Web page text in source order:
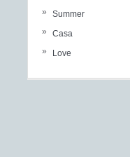
»
Summer
»
Casa
»
Love